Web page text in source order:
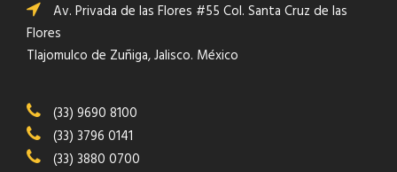
Av. Privada de las Flores #55 Col. Santa Cruz de las
Flores
Tlajomulco de Zuñiga, Jalisco. México
(33) 9690 8100
(33) 3796 0141
(33) 3880 0700